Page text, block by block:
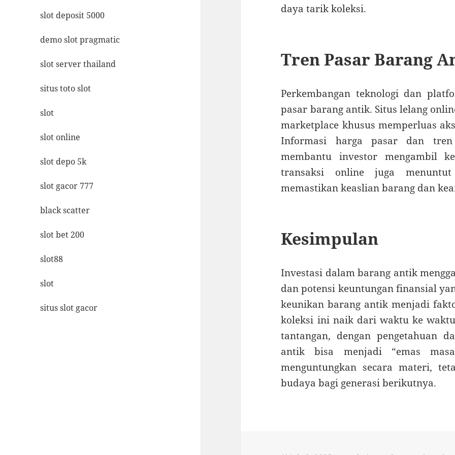
slot deposit 5000
demo slot pragmatic
slot server thailand
situs toto slot
slot
slot online
slot depo 5k
slot gacor 777
black scatter
slot bet 200
slot88
slot
situs slot gacor
daya tarik koleksi.
Tren Pasar Barang
Perkembangan teknologi dan
pasar barang antik. Situs lelang
marketplace khusus memperluas
Informasi harga pasar dan
membantu investor mengambil
transaksi online juga
memastikan keaslian barang dan
Kesimpulan
Investasi dalam barang antik
dan potensi keuntungan finansial
keunikan barang antik menjadi
koleksi ini naik dari waktu ke
tantangan, dengan pengetahuan
antik bisa menjadi “emas
menguntungkan secara materi,
budaya bagi generasi berikutnya.